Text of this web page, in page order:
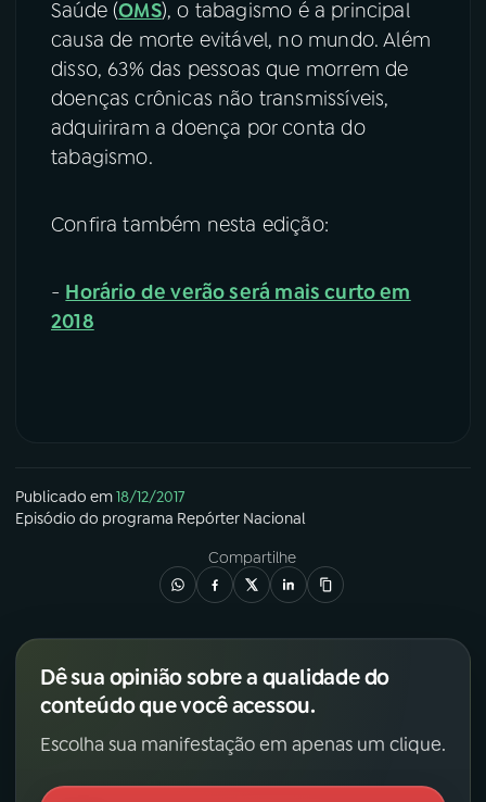
Saúde (OMS), o tabagismo é a principal
causa de morte evitável, no mundo. Além
disso, 63% das pessoas que morrem de
doenças crônicas não transmissíveis,
adquiriram a doença por conta do
tabagismo.
Confira também nesta edição:
- Horário de verão será mais curto em
2018
Publicado em18/12/2017
Episódio do programa Repórter Nacional
Compartilhe
Dê sua opinião sobre a qualidade do
conteúdo que você acessou.
Escolha sua manifestação em apenas um clique.